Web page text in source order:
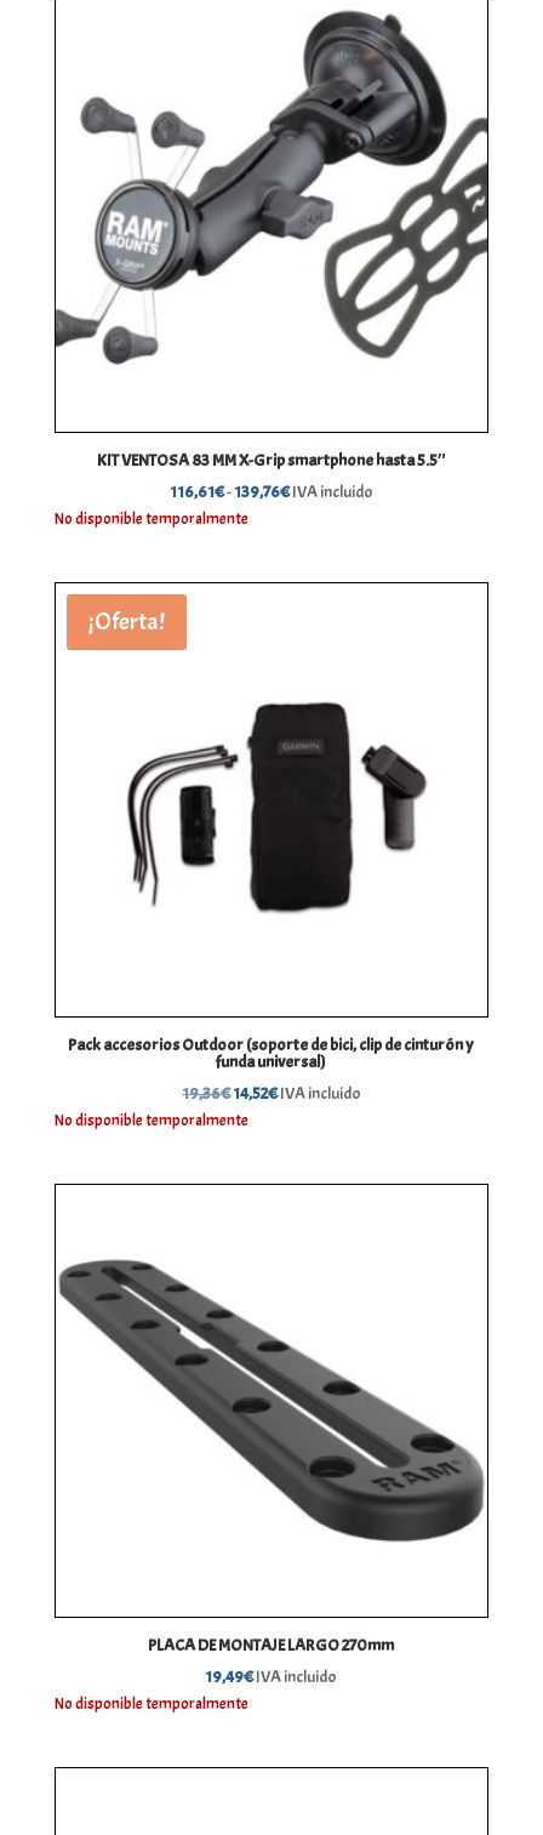
129,55€
hasta
155,11€
KIT VENTOSA 83 MM X-Grip smartphone hasta 5.5″
116,61€-139,76€Rango
IVA incluido
No disponible temporalmente
¡Oferta!
Pack accesorios Outdoor (soporte de bici, clip de cinturón y
funda universal)
19,36€El
precio
14,52€ElIVA incluido
No disponible temporalmente
PLACA DE MONTAJE LARGO 270mm
19,49€IVA incluido
No disponible temporalmente